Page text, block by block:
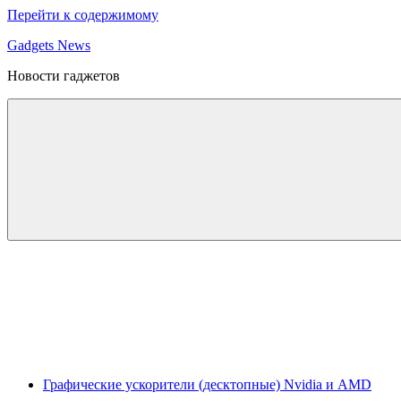
Перейти к содержимому
Gadgets News
Новости гаджетов
Графические ускорители (десктопные) Nvidia и AMD